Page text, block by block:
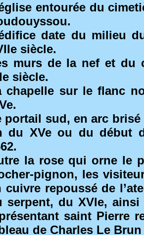
entourée du
date du milieu
siècle.
murs de la nef et du
siècle.
chapelle sur le flanc
portail sud, en arc
du XVe ou du début
la rose qui orne le
pignon, les
cuivre repoussé de
serpent, du XVIe, ainsi
saint Pierre
de Charles Le